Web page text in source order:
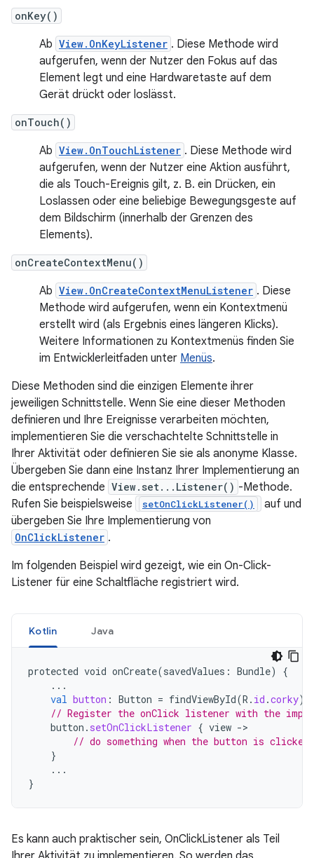
onKey()
Ab View.OnKeyListener . Diese Methode wird
aufgerufen, wenn der Nutzer den Fokus auf das
Element legt und eine Hardwaretaste auf dem
Gerät drückt oder loslässt.
onTouch()
Ab View.OnTouchListener . Diese Methode wird
aufgerufen, wenn der Nutzer eine Aktion ausführt,
die als Touch-Ereignis gilt, z. B. ein Drücken, ein
Loslassen oder eine beliebige Bewegungsgeste auf
dem Bildschirm (innerhalb der Grenzen des
Elements).
onCreateContextMenu()
Ab View.OnCreateContextMenuListener . Diese
Methode wird aufgerufen, wenn ein Kontextmenü
erstellt wird (als Ergebnis eines längeren Klicks).
Weitere Informationen zu Kontextmenüs finden Sie
im Entwicklerleitfaden unter Menüs.
Diese Methoden sind die einzigen Elemente ihrer
jeweiligen Schnittstelle. Wenn Sie eine dieser Methoden
definieren und Ihre Ereignisse verarbeiten möchten,
implementieren Sie die verschachtelte Schnittstelle in
Ihrer Aktivität oder definieren Sie sie als anonyme Klasse.
Übergeben Sie dann eine Instanz Ihrer Implementierung an
die entsprechende View.set...Listener() -Methode.
Rufen Sie beispielsweise
setOnClickListener()
auf und
übergeben Sie Ihre Implementierung von
OnClickListener .
Im folgenden Beispiel wird gezeigt, wie ein On-Click-
Listener für eine Schaltfläche registriert wird.
Kotlin Java
protected void onCreate(savedValues : Bundle)
{
...
val button : Button = findViewById(R . id .corky)
// Register the onClick listener with the
button . setOnClickListener { view -
// do something when the button is clicked
}
...
}
Es kann auch praktischer sein, OnClickListener als Teil